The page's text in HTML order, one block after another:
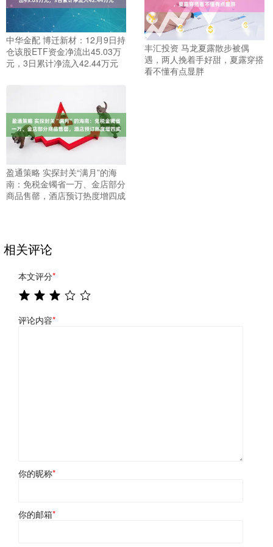
中华金配 博迁新材：12月9日持
仓该股ETF资金净流出45.03万
元，3日累计净流入42.44万元
丰汇投资 马龙夏露散步被偶
遇，两人挽着手好甜，夏露穿搭
看不懂有点显胖
盈通策略 实探封关“满月”的海
南：免税金镯省一万、金店部分
商品售罄，酒店预订热度增四成
相关评论
本文评分*
评论内容*
你的昵称*
你的邮箱*